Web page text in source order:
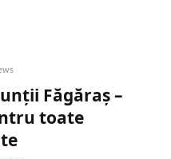
Făgăraș –
toate